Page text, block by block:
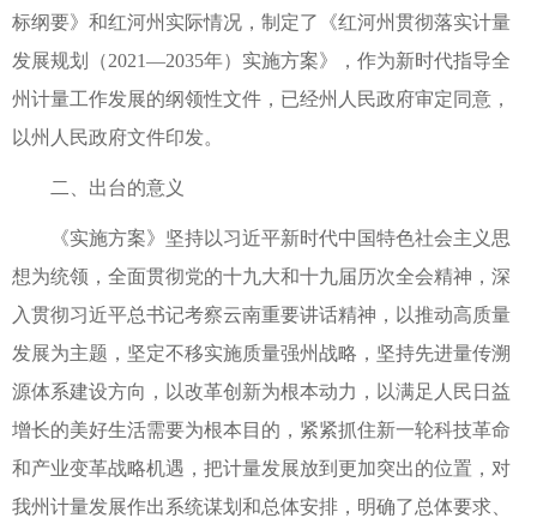
标纲要》和红河州实际情况，制定了《红河州贯彻落实计量
发展规划（2021—2035年）实施方案》，作为新时代指导全
州计量工作发展的纲领性文件，已经州人民政府审定同意，
以州人民政府文件印发。
二、出台的意义
《实施方案》坚持以习近平新时代中国特色社会主义思
想为统领，全面贯彻党的十九大和十九届历次全会精神，深
入贯彻习近平总书记考察云南重要讲话精神，以推动高质量
发展为主题，坚定不移实施质量强州战略，坚持先进量传溯
源体系建设方向，以改革创新为根本动力，以满足人民日益
增长的美好生活需要为根本目的，紧紧抓住新一轮科技革命
和产业变革战略机遇，把计量发展放到更加突出的位置，对
我州计量发展作出系统谋划和总体安排，明确了总体要求、